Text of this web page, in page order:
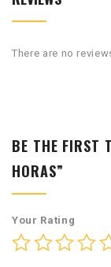
There are no
BE THE FIRST
HORAS”
Your Rating